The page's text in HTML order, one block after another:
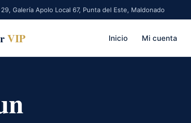
Galería Apolo Local 67, Punta del Este, Maldonado
VIP Inicio Mi cuenta